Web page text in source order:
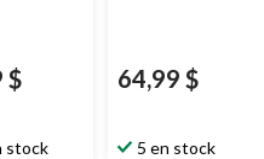
$
stock
64,99 $
5 en stock